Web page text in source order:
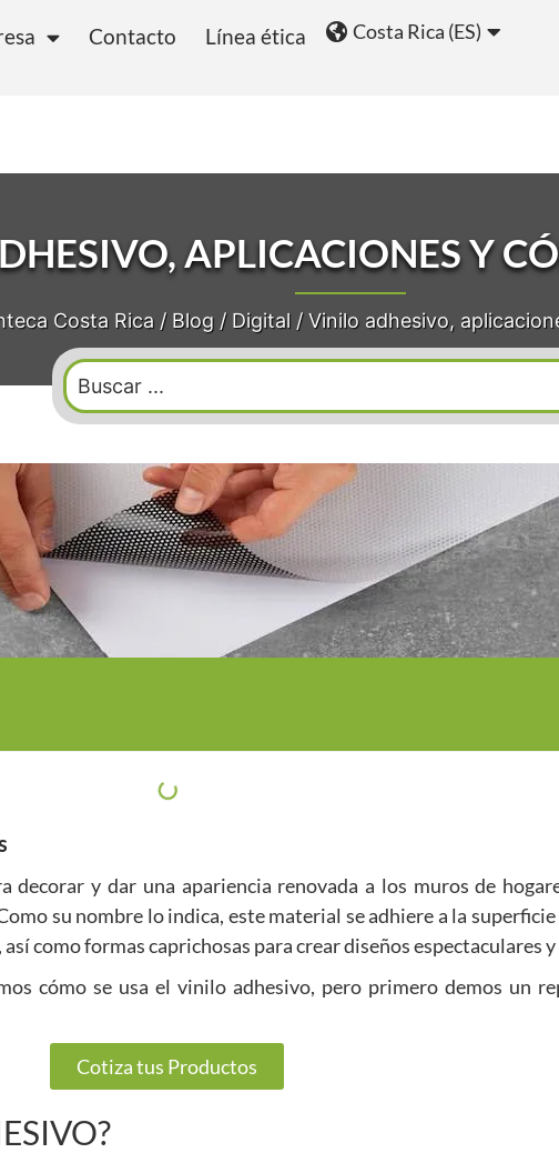
Contacto Línea ética Costa Rica (ES)
APLICACIONES Y
Costa Rica/ Blog/ Digital/Vinilo adhesivo,
decorar y dar una apariencia renovada a los muros de
su nombre lo indica, este material se adhiere a la superficie
como formas caprichosas para crear diseños espectaculares
cómo se usa el vinilo adhesivo, pero primero demos un
Cotiza tus Productos